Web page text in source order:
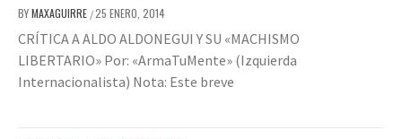
BYMAXAGUIRRE /25 ENERO, 2014
CRÍTICA A ALDO ALDONEGUI Y SU «MACHISMO
LIBERTARIO» Por: «ArmaTuMente» (Izquierda
Internacionalista) Nota: Este breve